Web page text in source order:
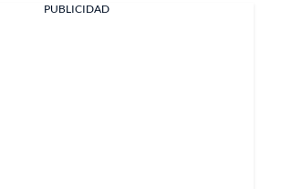
PUBLICIDAD